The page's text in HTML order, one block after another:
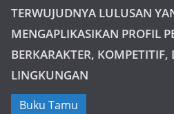
TERWUJUDNYA LULUSAN
MENGAPLIKASIKAN PROFIL
BERKARAKTER, KOMPETITIF,
LINGKUNGAN
Buku Tamu